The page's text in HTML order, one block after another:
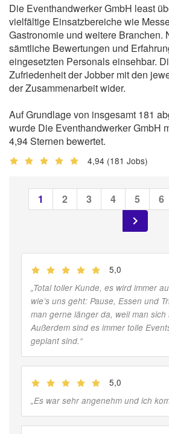
Die Eventhandwerker GmbH least
vielfältige Einsatzbereiche wie
Gastronomie und weitere Branchen.
sämtliche Bewertungen und
eingesetzten Personals einsehbar.
Zufriedenheit der Jobber mit den
der Zusammenarbeit wider.
Auf Grundlage von insgesamt 181
wurde Die Eventhandwerker GmbH
4,94 Sternen bewertet.
4,94 (181 Jobs)
1 2 3 4 5 6
5,0
„Total toller Kunde, es wird immer
wie’s uns geht: Pause, Essen und
man gerne länger da, weil man sich
Außerdem sind es immer tolle
geplant sind.“
5,0
„Es war sehr angenehm und ich